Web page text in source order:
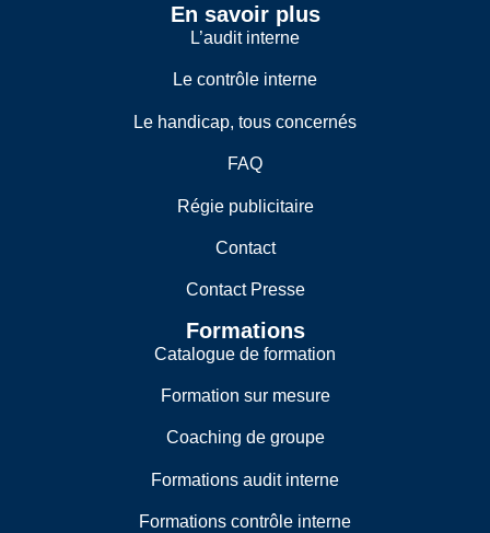
En savoir plus
L’audit interne
Le contrôle interne
Le handicap, tous concernés
FAQ
Régie publicitaire
Contact
Contact Presse
Formations
Catalogue de formation
Formation sur mesure
Coaching de groupe
Formations audit interne
Formations contrôle interne